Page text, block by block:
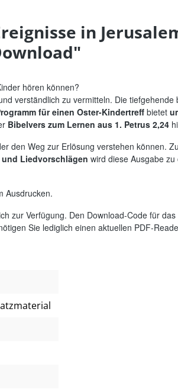
in
hören können?
verständlich zu vermitteln. Die tiefgehende
für einen Oster-Kindertreff bietet
Bibelvers zum Lernen aus 1. Petrus 2,24
den Weg zur Erlösung verstehen können.
Liedvorschlägen wird diese Ausgabe
Ausdrucken.
zur Verfügung. Den Download-Code für
Sie lediglich einen aktuellen PDF-